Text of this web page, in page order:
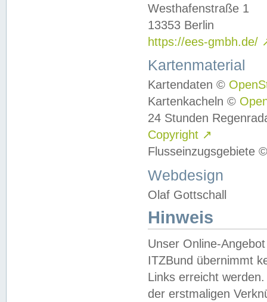
Westhafenstraße 1
13353 Berlin
https://ees-gmbh.de/
Kartenmaterial
Kartendaten ©
Kartenkacheln ©
24 Stunden
Copyright ↗
Flusseinzugsgebiete
Webdesign
Olaf Gottschall
Hinweis
Unser Online-
ITZBund übernimmt
Links erreicht
der erstmaligen